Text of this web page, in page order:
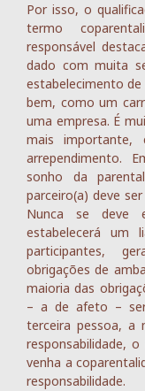
Por isso, o
termo
responsável
dado com muita
estabelecimento de
bem, como um
uma empresa. É
mais importante,
arrependimento.
sonho da
parceiro(a) deve
Nunca se deve
estabelecerá um
participantes,
obrigações de
maioria das
– a de afeto –
terceira pessoa, a
responsabilidade,
venha a
responsabilidade.